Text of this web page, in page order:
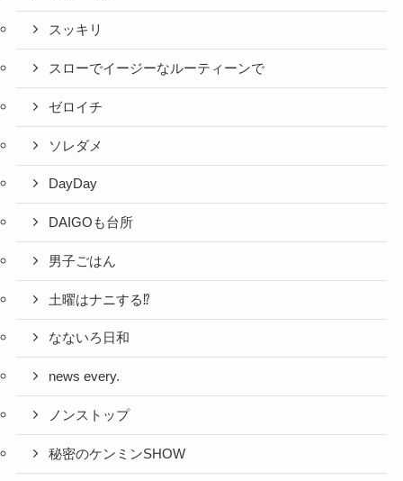
スッキリ
スローでイージーなルーティーンで
ゼロイチ
ソレダメ
DayDay
DAIGOも台所
男子ごはん
土曜はナニする⁉
なないろ日和
news every.
ノンストップ
秘密のケンミンSHOW